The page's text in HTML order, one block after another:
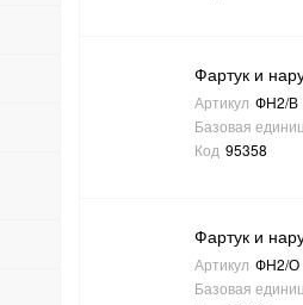
Фартук и
Артикул ФН2/В
Базовая
Код 95358
Фартук и
Артикул ФН2/О
Базовая